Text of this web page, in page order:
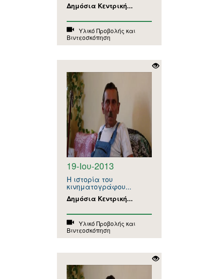
Δημόσια Κεντρική...
Υλικό Προβολής και
Βιντεοσκόπηση
19-Ιου-2013
Η ιστορία του
κινηματογράφου...
Δημόσια Κεντρική...
Υλικό Προβολής και
Βιντεοσκόπηση